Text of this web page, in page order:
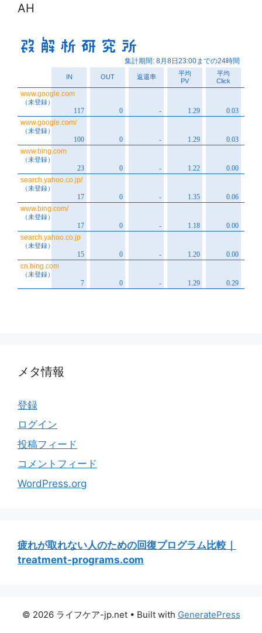
AH
メタ情報
登録
ログイン
投稿フィード
コメントフィード
WordPress.org
疲れが取れない人のための回復プログラム比較｜
treatment-programs.com
© 2026 ライフケア-jp.net• Built with GeneratePress